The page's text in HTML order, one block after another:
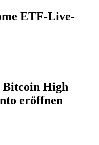
ETF-Live-
Bitcoin High
eröffnen